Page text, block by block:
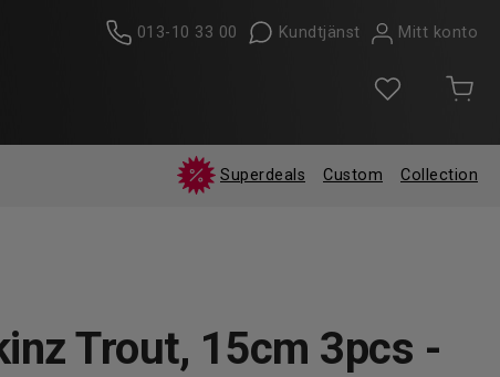
013-10 33 00 Kundtjänst Mitt konto
Superdeals Custom Collection
Trout, 15cm 3pcs -